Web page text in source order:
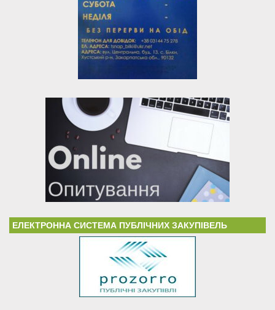
ЕЛЕКТРОННА СИСТЕМА ПУБЛІЧНИХ ЗАКУПІВЕЛЬ